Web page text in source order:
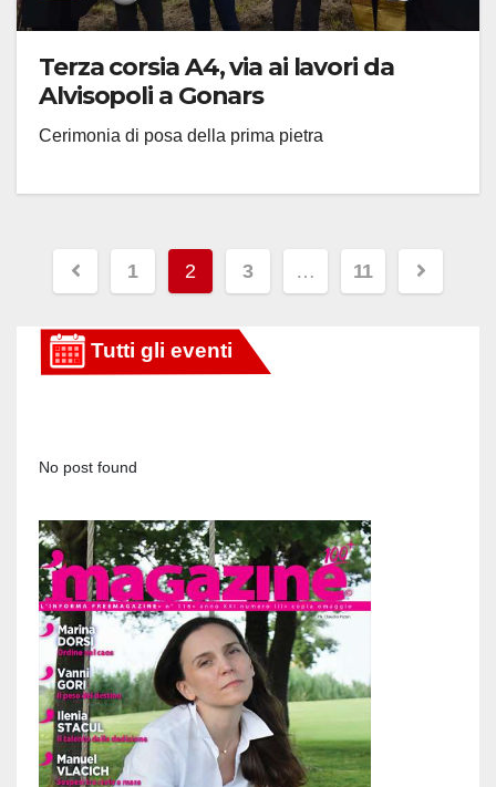
Terza corsia A4, via ai lavori da
Alvisopoli a Gonars
Cerimonia di posa della prima pietra
Paginazione
degli
articoli
1 2 3 … 11
No post found